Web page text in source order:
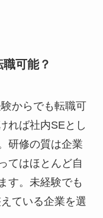
可能？
からでも転職可
れば社内SEとし
研修の質は企業
てはほとんど自
す。未経験でも
ている企業を選